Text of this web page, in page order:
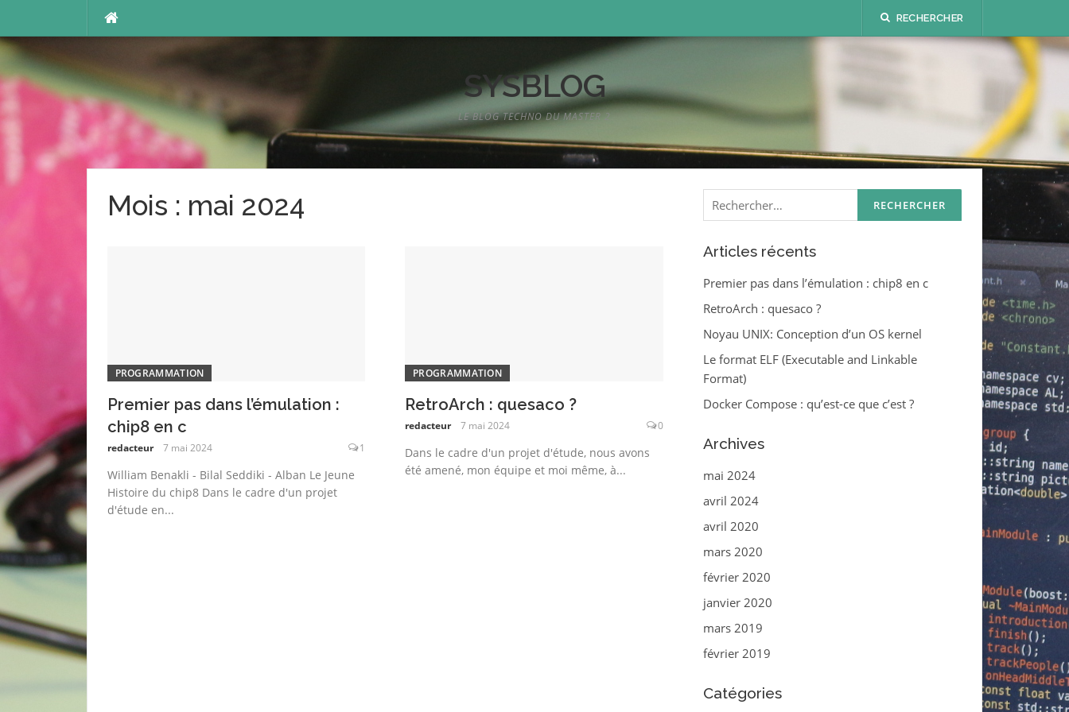
contenu
RECHERCHER
SYSBLOG
LE BLOG TECHNO DU MASTER 2
Mois : mai 2024
PROGRAMMATION
Premier pas dans l’émulation :
chip8 en c
redacteur 7 mai 2024 1
William Benakli - Bilal Seddiki - Alban Le Jeune
Histoire du chip8 Dans le cadre d'un projet
d'étude en...
PROGRAMMATION
RetroArch : quesaco ?
redacteur 7 mai 2024 0
Dans le cadre d'un projet d'étude, nous avons
été amené, mon équipe et moi même, à...
Rechercher :
Articles récents
Premier pas dans l’émulation : chip8 en c
RetroArch : quesaco ?
Noyau UNIX: Conception d’un OS kernel
Le format ELF (Executable and Linkable
Format)
Docker Compose : qu’est-ce que c’est ?
Archives
mai 2024
avril 2024
avril 2020
mars 2020
février 2020
janvier 2020
mars 2019
février 2019
Catégories